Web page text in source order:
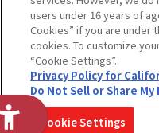
個人情報及び特定個人情報等の
Do Not Sell or Share My Personal
カスタマーハラスメントに対す
コピ
users under 16 years of
Cookies” if you are under
cookies. To customize
“Cookie Settings”.
Privacy Policy for
Do Not Sell or Share
Cookie Settings